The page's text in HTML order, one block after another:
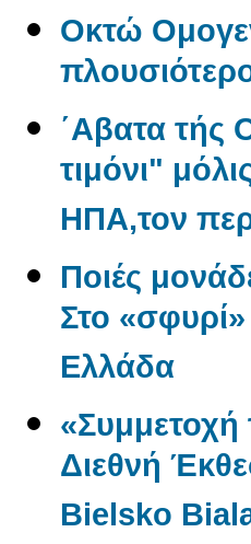
Oκτώ
΄Αβατα τής
τιμόνι"
ΗΠΑ,τον
Ποιές
Στο «σφυρί»
Ελλάδα
«Συμμετοχή
Διεθνή
Bielsko